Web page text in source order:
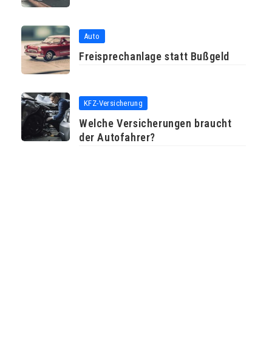
Auto
Freisprechanlage statt Bußgeld
KFZ-Versicherung
Welche Versicherungen braucht
der Autofahrer?